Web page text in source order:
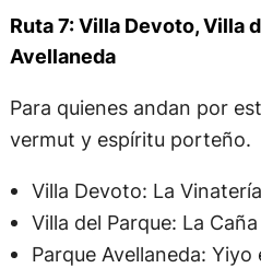
Ruta 7: Villa Devoto, Villa
Avellaneda
Para quienes andan por
vermut y espíritu porteño.
Villa Devoto: La
Villa del Parque: La
Parque Avellaneda: Yiyo